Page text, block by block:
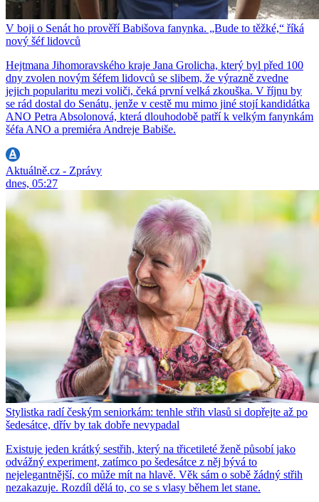
V boji o Senát ho prověří Babišova fanynka. „Bude to těžké,“ říká
nový šéf lidovců
Hejtmana Jihomoravského kraje Jana Grolicha, který byl před 100
dny zvolen novým šéfem lidovců se slibem, že výrazně zvedne
jejich popularitu mezi voliči, čeká první velká zkouška. V říjnu by
se rád dostal do Senátu, jenže v cestě mu mimo jiné stojí kandidátka
ANO Petra Absolonová, která dlouhodobě patří k velkým fanynkám
šéfa ANO a premiéra Andreje Babiše.
Aktuálně.cz - Zprávy
dnes, 05:27
Stylistka radí českým seniorkám: tenhle střih vlasů si dopřejte až po
šedesátce, dřív by tak dobře nevypadal
Existuje jeden krátký sestřih, který na třicetileté ženě působí jako
odvážný experiment, zatímco po šedesátce z něj bývá to
nejelegantnější, co může mít na hlavě. Věk sám o sobě žádný střih
nezakazuje. Rozdíl dělá to, co se s vlasy během let stane.